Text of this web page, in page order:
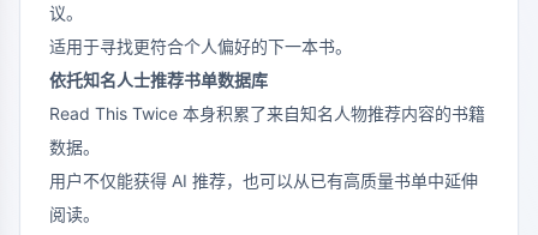
议。
适用于寻找更符合个人偏好的下一本书。
依托知名人士推荐书单数据库
Read This Twice 本身积累了来自知名人物推荐内容的书籍
数据。
用户不仅能获得 AI 推荐，也可以从已有高质量书单中延伸
阅读。